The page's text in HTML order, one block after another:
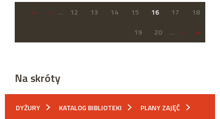
« ‹ … 12 13 14 15 16 17
18
19
20 … › »
Na skróty
DYŻURY KATALOG BIBLIOTEKI
PLANY ZAJĘĆ